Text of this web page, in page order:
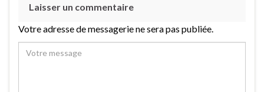
Laisser un commentaire
Votre adresse de messagerie ne sera pas publiée.